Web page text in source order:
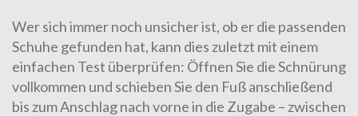
Wer sich immer noch unsicher ist, ob er die passenden
Schuhe gefunden hat, kann dies zuletzt mit einem
einfachen Test überprüfen: Öffnen Sie die Schnürung
vollkommen und schieben Sie den Fuß anschließend
bis zum Anschlag nach vorne in die Zugabe – zwischen